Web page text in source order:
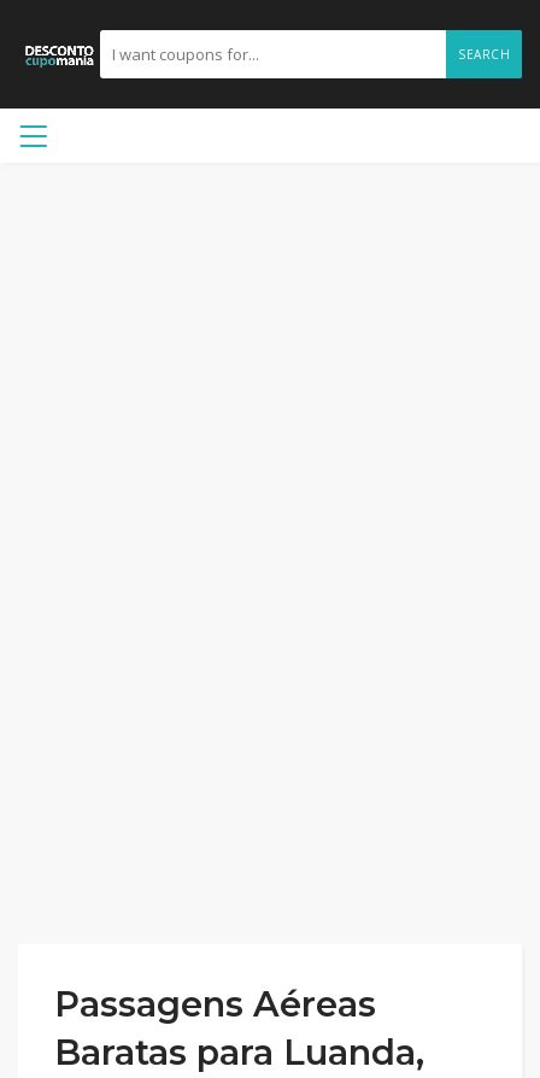
SEARCH
Passagens Aéreas
Baratas para Luanda,